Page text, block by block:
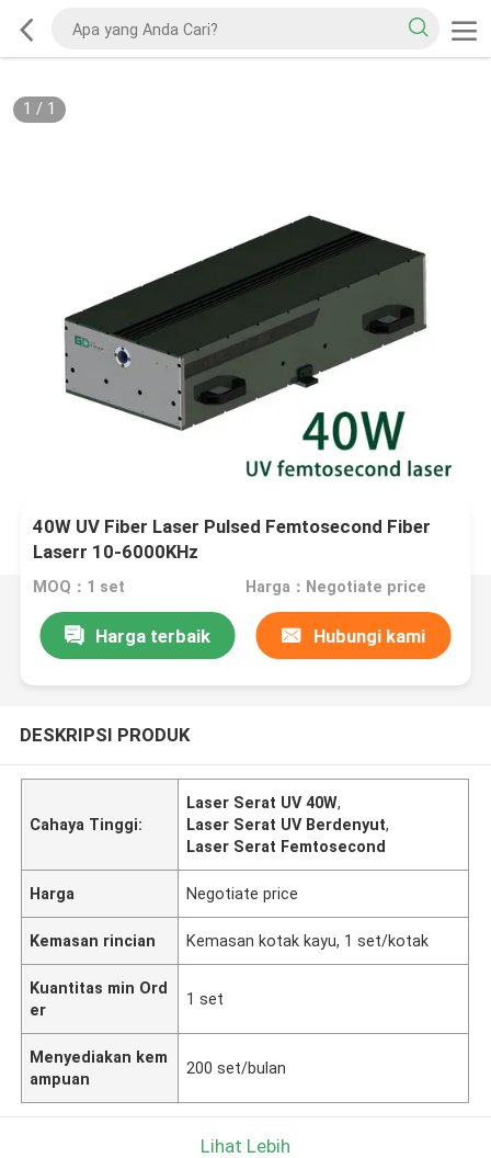
1 / 1
40W UV Fiber Laser Pulsed Femtosecond Fiber
Laserr 10-6000KHz
MOQ：1 set Harga：Negotiate price
Harga terbaik Hubungi kami
DESKRIPSI PRODUK
Cahaya Tinggi:
Laser Serat UV 40W,
Laser Serat UV Berdenyut,
Laser Serat Femtosecond
Harga Negotiate price
Kemasan rincian Kemasan kotak kayu, 1 set/kotak
Kuantitas min Ord
er
1 set
Menyediakan kem
ampuan
200 set/bulan
Lihat Lebih